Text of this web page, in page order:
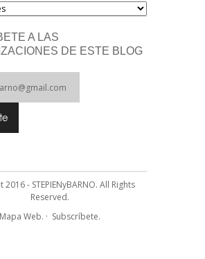
A LAS
DE ESTE BLOG
- STEPIENyBARNO. All Rights
Reserved.
Mapa Web. · Subscríbete.